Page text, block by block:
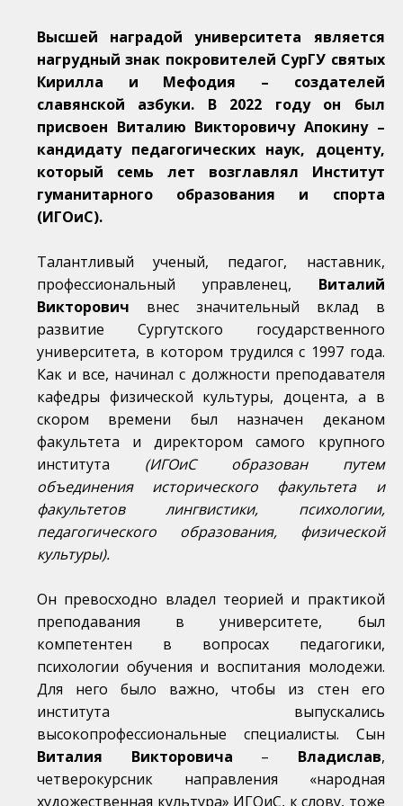
Высшей наградой университета является
нагрудный знак покровителей СурГУ святых
Кирилла и Мефодия – создателей
славянской азбуки. В 2022 году он был
присвоен Виталию Викторовичу Апокину –
кандидату педагогических наук, доценту,
который семь лет возглавлял Институт
гуманитарного образования и спорта
(ИГОиС).
Талантливый ученый, педагог, наставник,
профессиональный управленец, Виталий
Викторович внес значительный вклад в
развитие Сургутского государственного
университета, в котором трудился с 1997 года.
Как и все, начинал с должности преподавателя
кафедры физической культуры, доцента, а в
скором времени был назначен деканом
факультета и директором самого крупного
института (ИГОиС образован путем
объединения исторического факультета и
факультетов лингвистики, психологии,
педагогического образования, физической
культуры).
Он превосходно владел теорией и практикой
преподавания в университете, был
компетентен в вопросах педагогики,
психологии обучения и воспитания молодежи.
Для него было важно, чтобы из стен его
института выпускались
высокопрофессиональные специалисты. Сын
Виталия Викторовича – Владислав,
четверокурсник направления «народная
художественная культура» ИГОиС, к слову, тоже